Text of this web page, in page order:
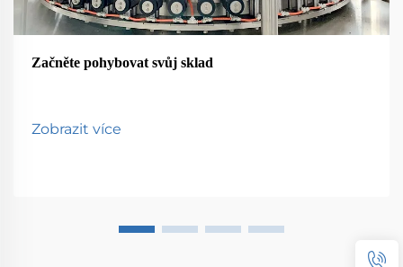
Začněte pohybovat svůj sklad
Zobrazit více